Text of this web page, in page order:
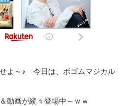
よ～♪ 今日は、ボゴムマジカル
動画が続々登場中～ｗｗ